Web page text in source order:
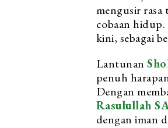
mengusir
cobaan hidup.
kini, sebagai
Lantunan
penuh
Dengan
Rasulullah
dengan iman